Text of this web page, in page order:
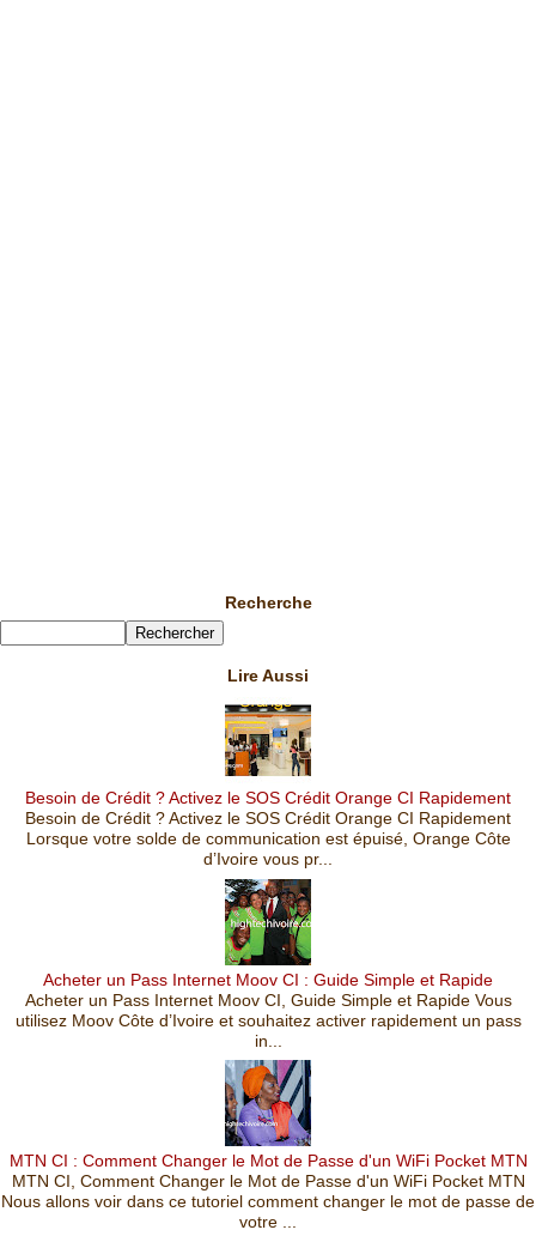
Recherche
Lire Aussi
Besoin de Crédit ? Activez le SOS Crédit Orange CI Rapidement
Besoin de Crédit ? Activez le SOS Crédit Orange CI Rapidement
Lorsque votre solde de communication est épuisé, Orange Côte
d’Ivoire vous pr...
Acheter un Pass Internet Moov CI : Guide Simple et Rapide
Acheter un Pass Internet Moov CI, Guide Simple et Rapide Vous
utilisez Moov Côte d’Ivoire et souhaitez activer rapidement un pass
in...
MTN CI : Comment Changer le Mot de Passe d'un WiFi Pocket MTN
MTN CI, Comment Changer le Mot de Passe d'un WiFi Pocket MTN
Nous allons voir dans ce tutoriel comment changer le mot de passe de
votre ...